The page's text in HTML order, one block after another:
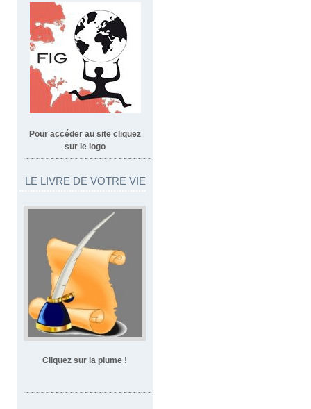
Pour accéder au site cliquez
sur le logo
~~~~~~~~~~~~~~~~~~~~~~~~~~~~~~~~~
LE LIVRE DE VOTRE VIE
Cliquez sur la plume !
~~~~~~~~~~~~~~~~~~~~~~~~~~~~~~~~~~